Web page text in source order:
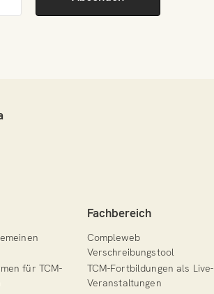
für TCM-
Fachbereich
Compleweb
Verschreibungstool
TCM-Fortbildungen als Live-
Veranstaltungen